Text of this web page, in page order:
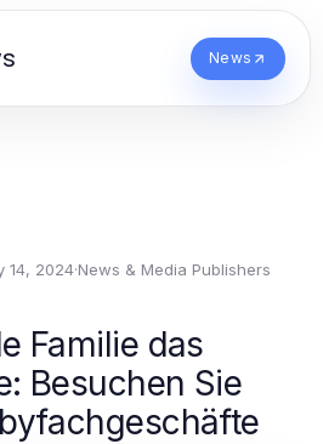
News
14, 2024·News & Media Publishers
Familie das
Besuchen Sie